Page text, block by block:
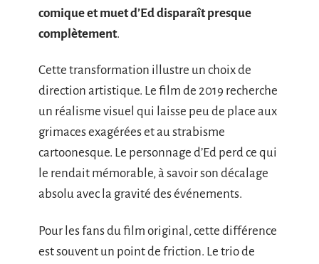
comique et muet d’Ed disparaît presque
complètement.
Cette transformation illustre un choix de
direction artistique. Le film de 2019 recherche
un réalisme visuel qui laisse peu de place aux
grimaces exagérées et au strabisme
cartoonesque. Le personnage d’Ed perd ce qui
le rendait mémorable, à savoir son décalage
absolu avec la gravité des événements.
Pour les fans du film original, cette différence
est souvent un point de friction. Le trio de